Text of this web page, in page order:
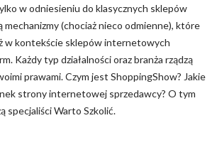
w odniesieniu do klasycznych sklepów
(chociaż nieco odmienne), które
w kontekście sklepów internetowych
Każdy typ działalności oraz branża rządzą
prawami. Czym jest ShoppingShow? Jakie
strony internetowej sprzedawcy? O tym
specjaliści Warto Szkolić.